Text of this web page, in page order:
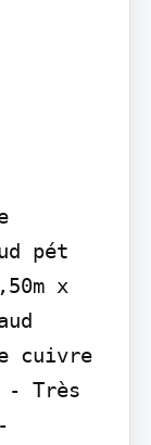
pét
x
cuivre
- Très